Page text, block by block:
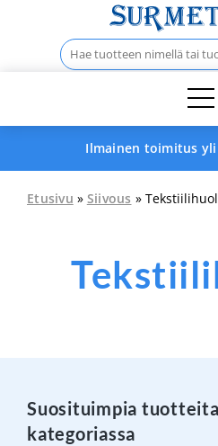
Haku:
Ilmainen toimitus
Etusivu » Siivous »
Suosituimpia
kategoriassa